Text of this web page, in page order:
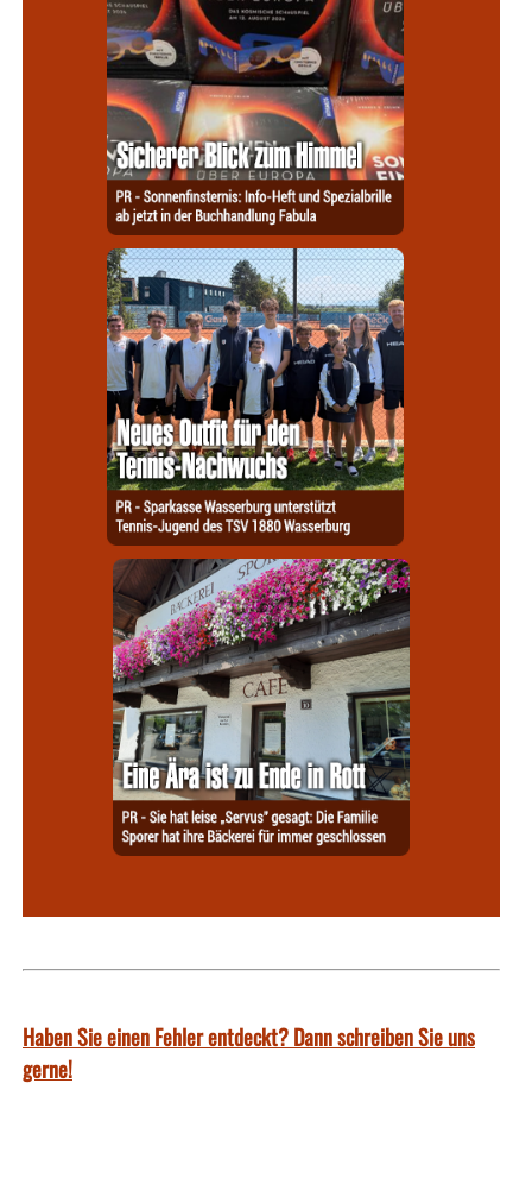
Haben Sie einen Fehler entdeckt? Dann schreiben Sie uns
gerne!